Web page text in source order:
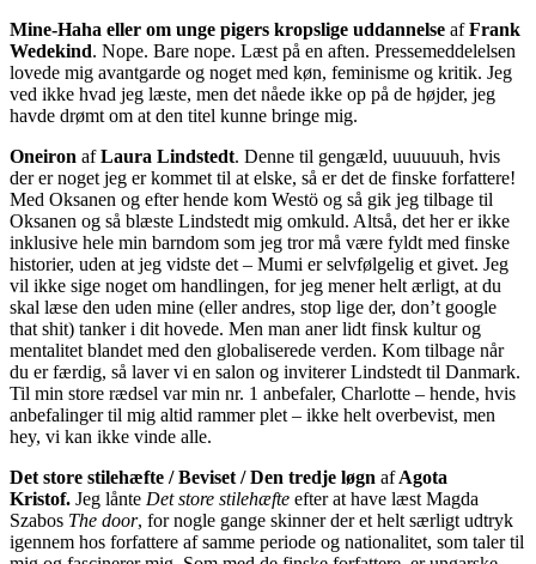
Mine-Haha eller om unge pigers kropslige uddannelse afFrank
Wedekind. Nope. Bare nope. Læst på en aften. Pressemeddelelsen
lovede mig avantgarde og noget med køn, feminisme og kritik. Jeg
ved ikke hvad jeg læste, men det nåede ikke op på de højder, jeg
havde drømt om at den titel kunne bringe mig.
Oneiron afLaura Lindstedt. Denne til gengæld, uuuuuuh, hvis
der er noget jeg er kommet til at elske, så er det de finske forfattere!
Med Oksanen og efter hende kom Westö og så gik jeg tilbage til
Oksanen og så blæste Lindstedt mig omkuld. Altså, det her er ikke
inklusive hele min barndom som jeg tror må være fyldt med finske
historier, uden at jeg vidste det – Mumi er selvfølgelig et givet. Jeg
vil ikke sige noget om handlingen, for jeg mener helt ærligt, at du
skal læse den uden mine (eller andres, stop lige der, don’t google
that shit) tanker i dit hovede. Men man aner lidt finsk kultur og
mentalitet blandet med den globaliserede verden. Kom tilbage når
du er færdig, så laver vi en salon og inviterer Lindstedt til Danmark.
Til min store rædsel var min nr. 1 anbefaler, Charlotte – hende, hvis
anbefalinger til mig altid rammer plet – ikke helt overbevist, men
hey, vi kan ikke vinde alle.
Det store stilehæfte / Beviset / Den tredje løgn afAgota
Kristof. Jeg lånte Det store stilehæfte efter at have læst Magda
Szabos The door, for nogle gange skinner der et helt særligt udtryk
igennem hos forfattere af samme periode og nationalitet, som taler til